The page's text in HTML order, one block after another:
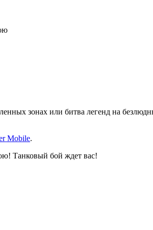
зонах или битва легенд на
Mobile.
Танковый бой ждет вас!